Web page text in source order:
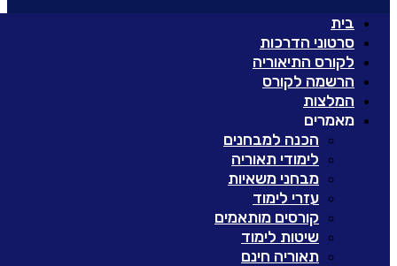
בית
סרטוני הדרכות
לקורס התיאוריה
הרשמה לקורס
המלצות
מאמרים
הכנה למבחנים
לימודי תאוריה
מבחני משאיות
עזרי לימוד
קורסים מותאמים
שיטות לימוד
תאוריה חינם